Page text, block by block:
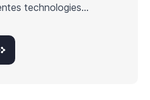
technologies...